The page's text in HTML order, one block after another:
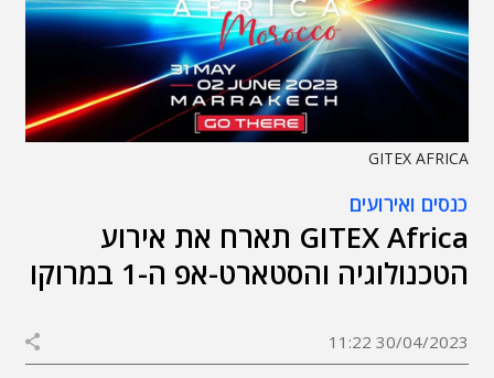
GITEX AFRICA
כנסים ואירועים
GITEX Africa תארח את אירוע
הטכנולוגיה והסטארט-אפ ה-1 במרוקו
30/04/2023 11:22